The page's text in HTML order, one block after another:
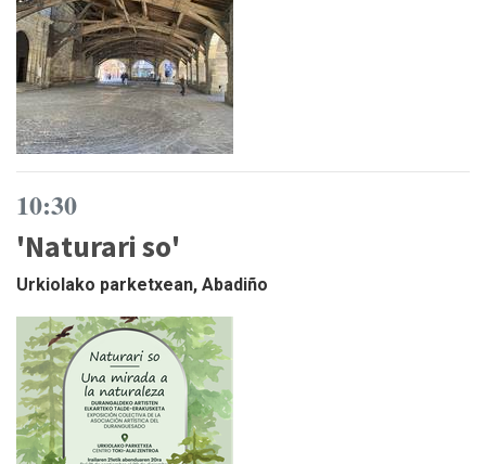
10:30
'Naturari so'
Urkiolako parketxean, Abadiño